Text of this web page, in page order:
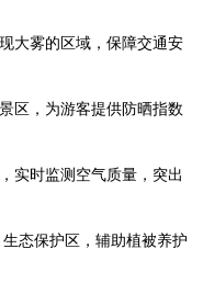
大雾的区域，保障交通安
区，为游客提供防晒指数
实时监测空气质量，突出
生态保护区，辅助植被养护